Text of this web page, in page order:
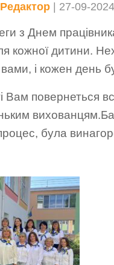
Редактор | 27-09-2024
з Днем
кожної дитини.
і кожен день
Вам повернеться
була